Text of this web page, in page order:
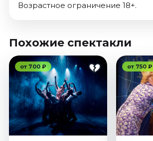
Возрастное ограничение 18+.
Похожие спектакли
от 700 ₽ от 750 ₽